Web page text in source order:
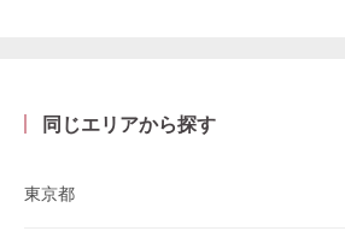
同じエリアから探す
東京都